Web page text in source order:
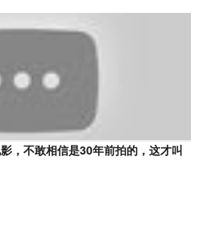
，不敢相信是30年前拍的，这才叫